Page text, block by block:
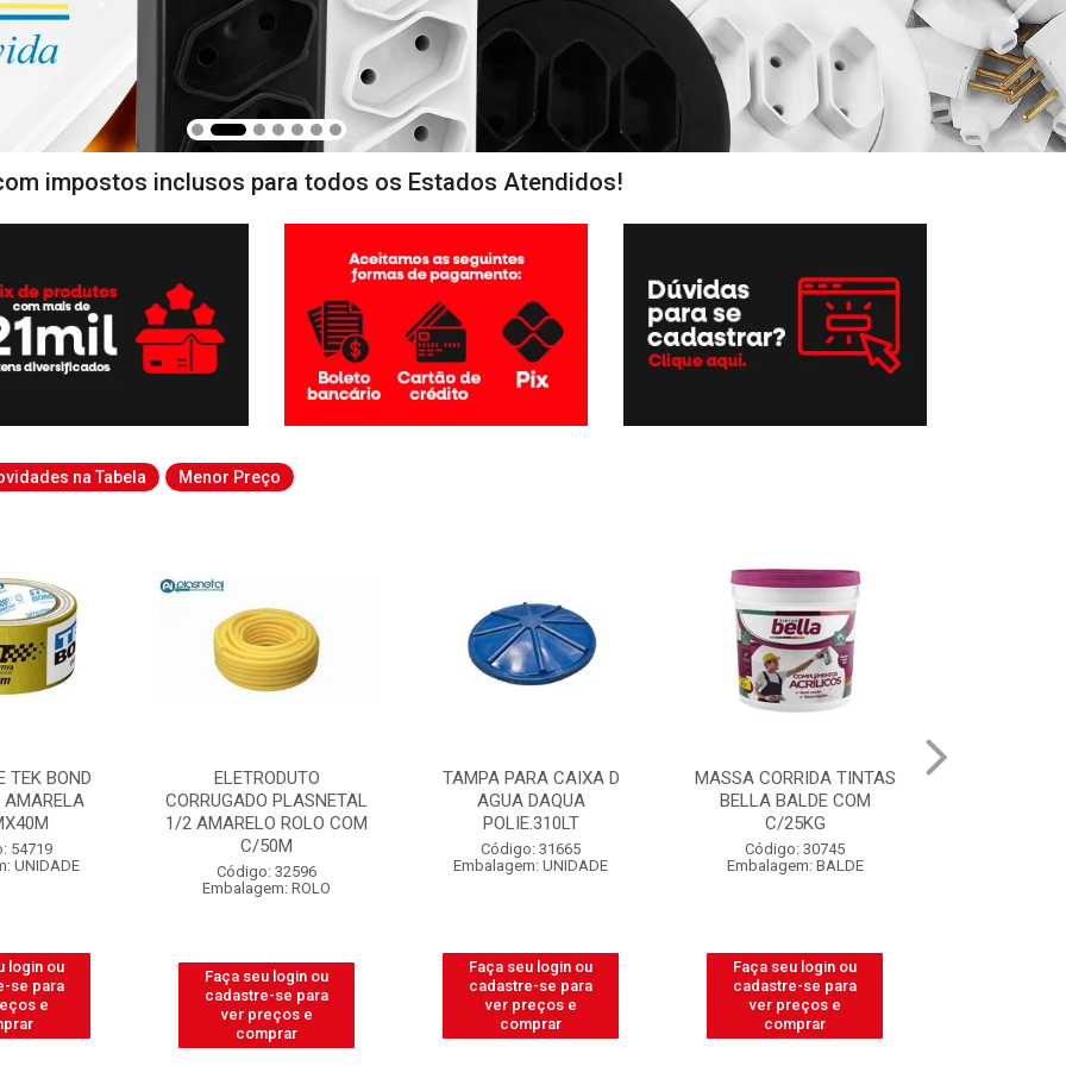
impostos inclusos para todos os Estados Atendidos!
na Tabela Menor Preço
PLASNETAL
ROLO COM
32596
login ou
se para
e
TAMPA PARA CAIXA D
AGUA DAQUA
POLIE.310LT
Código: 31665
Embalagem: UNIDADE
Faça seu login ou
cadastre-se para
ver preços e
comprar
MASSA CORRIDA TINTAS
BELLA BALDE COM
C/25KG
Código: 30745
Embalagem: BALDE
Faça seu login ou
cadastre-se para
ver preços e
comprar
CAIXA PARA MASSA DE
PEDREIRO LUCONI 18
LITROS
Código: 39460
Embalagem: UNIDADE
Faça seu login ou
cadastre-se para
ver preços e
comprar